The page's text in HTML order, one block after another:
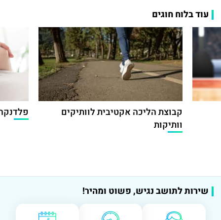
עוד בלוח חוגים
קבוצת הליכה אקטיבית לוותיקים
וותיקות
שירות לתושב נגיש, פשוט ומהיר!